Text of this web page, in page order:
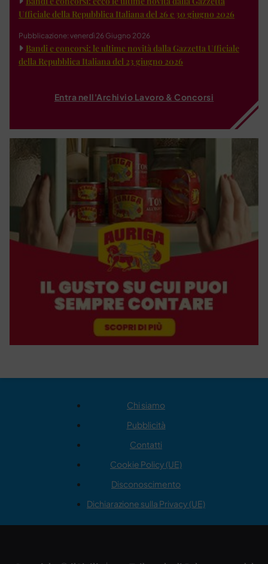
Ufficiale della Repubblica Italiana del 26 e 30 giugno 2026
Pubblicazione: venerdì 26 Giugno 2026
Bandi e concorsi: le ultime novità dalla Gazzetta Ufficiale
della Repubblica Italiana del 23 giugno 2026
Entra nell'Archivio Lavoro & Concorsi
Chi siamo
Pubblicità
Contatti
Cookie Policy (UE)
Disconoscimento
Dichiarazione sulla Privacy (UE)